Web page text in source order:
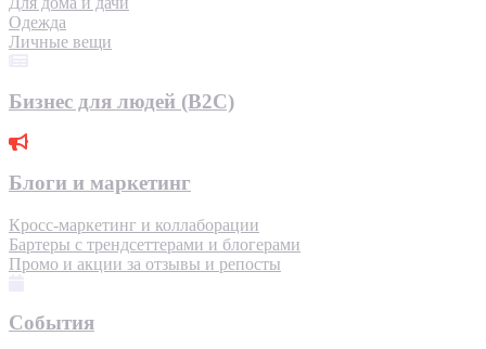
Одежда
Личные вещи
Бизнес для людей (B2C)
Блоги и маркетинг
Кросс-маркетинг и коллаборации
Бартеры с трендсеттерами и блогерами
Промо и акции за отзывы и репосты
События